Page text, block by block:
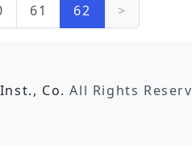
61 62 >
Co. All Rights